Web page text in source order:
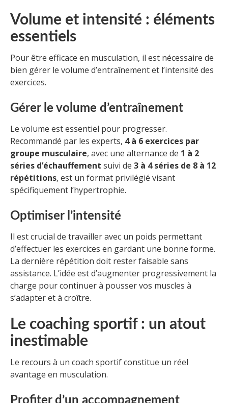
Volume et intensité : éléments
essentiels
Pour être efficace en musculation, il est nécessaire de
bien gérer le volume d’entraînement et l’intensité des
exercices.
Gérer le volume d’entraînement
Le volume est essentiel pour progresser.
Recommandé par les experts, 4 à 6 exercices par
groupe musculaire, avec une alternance de 1 à 2
séries d’échauffement suivi de 3 à 4 séries de 8 à 12
répétitions, est un format privilégié visant
spécifiquement l’hypertrophie.
Optimiser l’intensité
Il est crucial de travailler avec un poids permettant
d’effectuer les exercices en gardant une bonne forme.
La dernière répétition doit rester faisable sans
assistance. L’idée est d’augmenter progressivement la
charge pour continuer à pousser vos muscles à
s’adapter et à croître.
Le coaching sportif : un atout
inestimable
Le recours à un coach sportif constitue un réel
avantage en musculation.